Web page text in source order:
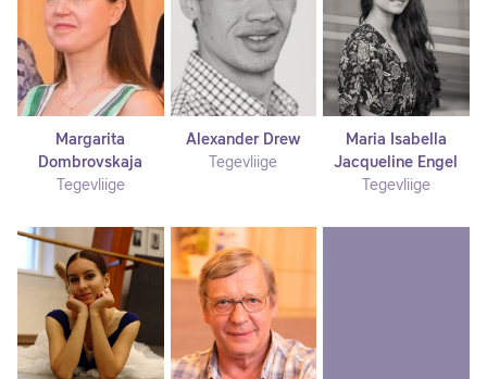
Margarita
Dombrovskaja
Tegevliige
Alexander Drew
Tegevliige
Maria Isabella
Jacqueline Engel
Tegevliige